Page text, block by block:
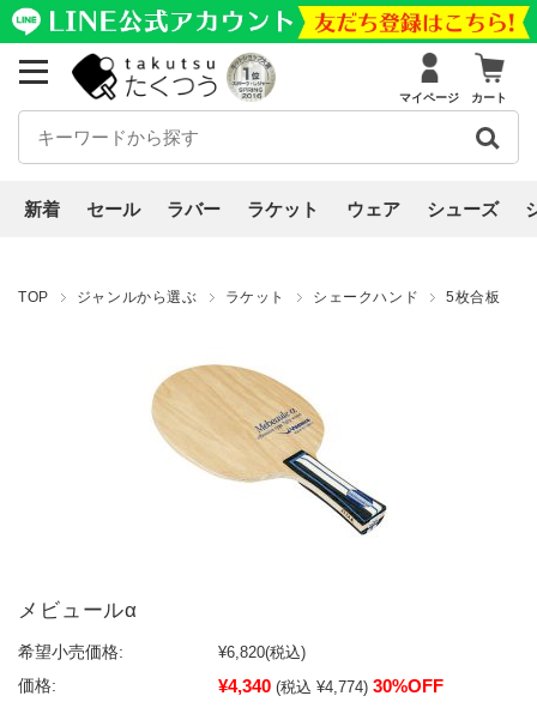
マイページ カート
新着 セール ラバー ラケット ウェア シューズ
TOP ジャンルから選ぶ ラケット シェークハンド 5枚合板
メビュールα
希望小売価格: ¥6,820(税込)
価格:
¥4,340 (税込 ¥4,774) 30%OFF